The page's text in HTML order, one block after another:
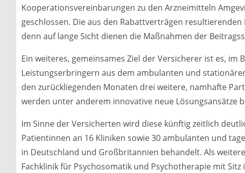
Kooperationsvereinbarungen zu den Arzneimitteln
geschlossen. Die aus den Rabattverträgen
denn auf lange Sicht dienen die Maßnahmen der
Ein weiteres, gemeinsames Ziel der Versicherer ist es,
Leistungserbringern aus dem ambulanten und
den zurückliegenden Monaten drei weitere, namhafte
werden unter anderem innovative neue
Im Sinne der Versicherten wird diese künftig zeitlich
Patientinnen an 16 Kliniken sowie 30 ambulanten und
in Deutschland und Großbritannien behandelt. Als
Fachklinik für Psychosomatik und Psychotherapie mit